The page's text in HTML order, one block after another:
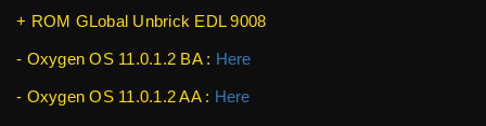
+ ROM GLobal Unbrick EDL 9008
- Oxygen OS 11.0.1.2 BA : Here
- Oxygen OS 11.0.1.2 AA : Here